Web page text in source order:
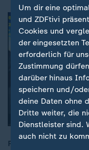
Politikwissenschaftler
Um dir eine
und ZDFtivi
Cookies und
der eingesetzten
erforderlich für
Zustimmung
darüber hinaus
speichern und/
deine Daten ohne
Dritte weiter, die
Dienstleister sind.
auch nicht zu